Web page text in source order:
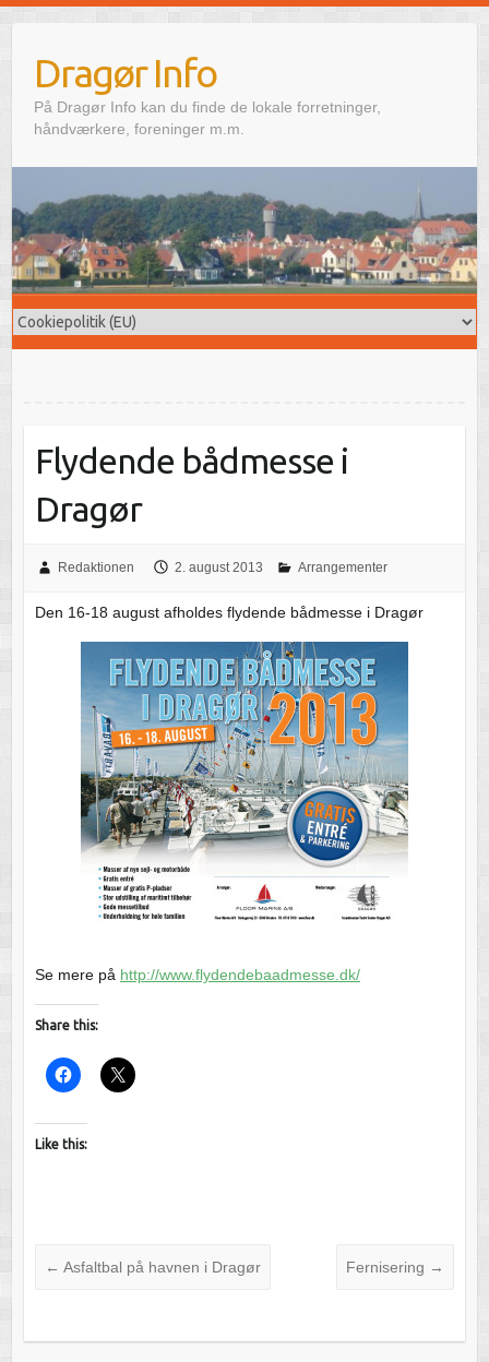
Dragør Info
På Dragør Info kan du finde de lokale forretninger,
håndværkere, foreninger m.m.
Flydende bådmesse i
Dragør
Redaktionen 2. august 2013 Arrangementer
Den 16-18 august afholdes flydende bådmesse i Dragør
Se mere på http://www.flydendebaadmesse.dk/
Share this:
Like this:
← Asfaltbal på havnen i Dragør Fernisering →